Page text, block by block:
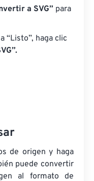
a SVG” para
“Listo”, haga clic
de origen y haga
puede convertir
al formato de